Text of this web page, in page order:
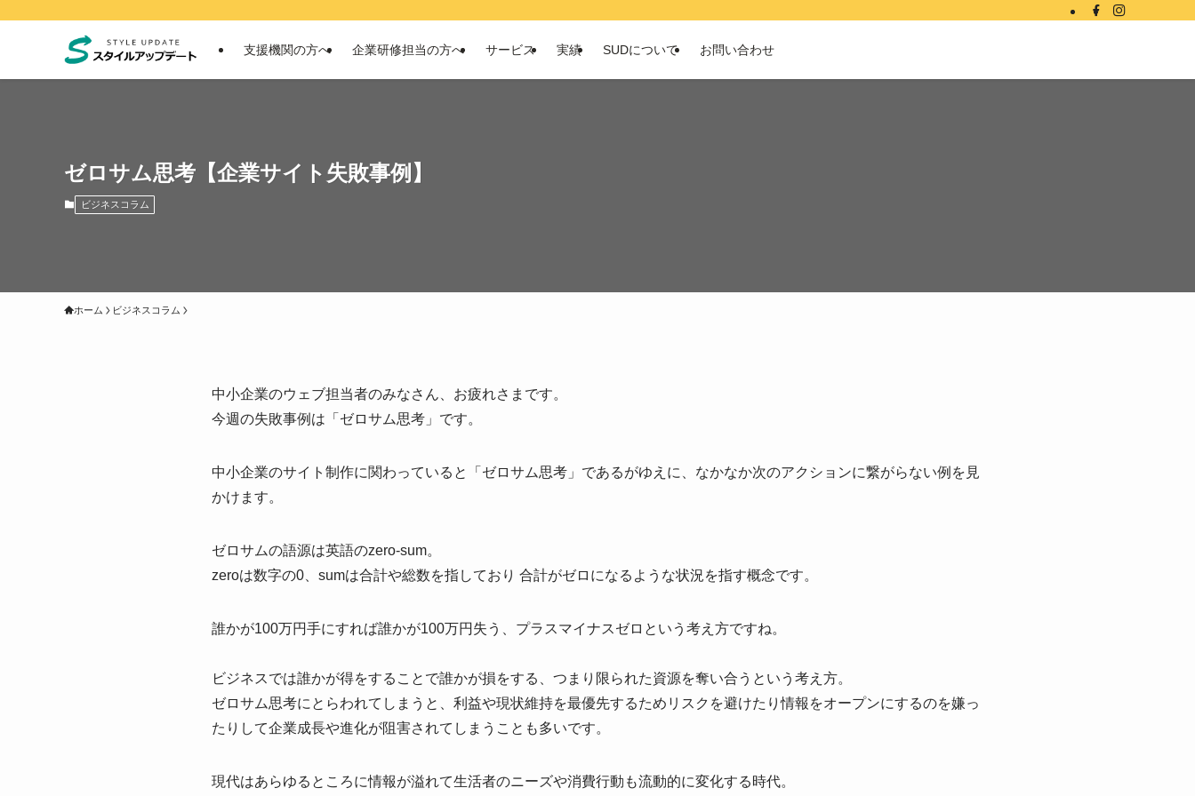
支援機関の方へ 企業研修担当の方へ サービス 実績 SUDについて お問い合わせ
ゼロサム思考【企業サイト失敗事例】
ビジネスコラム
ホーム ビジネスコラム
中小企業のウェブ担当者のみなさん、お疲れさまです。
今週の失敗事例は「ゼロサム思考」です。
中小企業のサイト制作に関わっていると「ゼロサム思考」であるがゆえに、なかなか次のアクションに繋がらない例を見
かけます。
ゼロサムの語源は英語のzero-sum。
zeroは数字の0、sumは合計や総数を指しており 合計がゼロになるような状況を指す概念です。
誰かが100万円手にすれば誰かが100万円失う、プラスマイナスゼロという考え方ですね。
ビジネスでは誰かが得をすることで誰かが損をする、つまり限られた資源を奪い合うという考え方。
ゼロサム思考にとらわれてしまうと、利益や現状維持を最優先するためリスクを避けたり情報をオープンにするのを嫌っ
たりして企業成長や進化が阻害されてしまうことも多いです。
現代はあらゆるところに情報が溢れて生活者のニーズや消費行動も流動的に変化する時代。